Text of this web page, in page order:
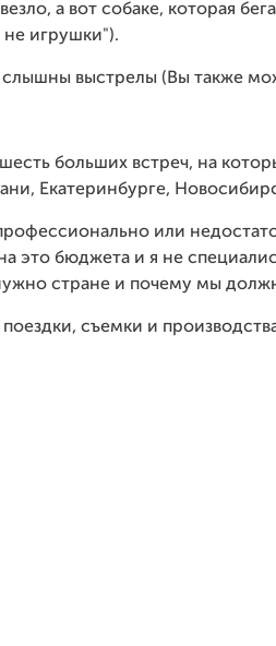
а вот собаке, которая
не игрушки").
слышны выстрелы (Вы также
больших встреч, на
Екатеринбурге,
или
это бюджета и я не
стране и почему мы
съемки и